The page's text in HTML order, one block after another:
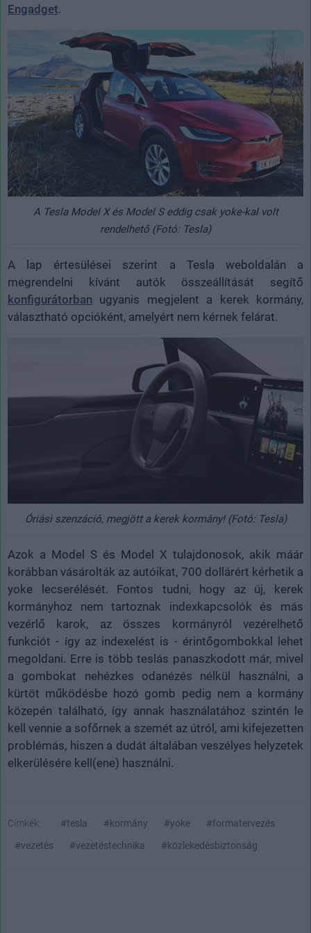
Engadget.
A Tesla Model X és Model S eddig csak yoke-kal volt
rendelhető (Fotó: Tesla)
A lap értesülései szerint a Tesla weboldalán a
megrendelni kívánt autók összeállítását segítő
konfigurátorban ugyanis megjelent a kerek kormány,
választható opcióként, amelyért nem kérnek felárat.
Óriási szenzáció, megjött a kerek kormány! (Fotó: Tesla)
Azok a Model S és Model X tulajdonosok, akik máár
korábban vásárolták az autóikat, 700 dollárért kérhetik a
yoke lecserélését. Fontos tudni, hogy az új, kerek
kormányhoz nem tartoznak indexkapcsolók és más
vezérlő karok, az összes kormányról vezérelhető
funkciót - így az indexelést is - érintőgombokkal lehet
megoldani. Erre is több teslás panaszkodott már, mivel
a gombokat nehézkes odanézés nélkül használni, a
kürtöt működésbe hozó gomb pedig nem a kormány
közepén található, így annak használatához szintén le
kell vennie a sofőrnek a szemét az útról, ami kifejezetten
problémás, hiszen a dudát általában veszélyes helyzetek
elkerülésére kell(ene) használni.
Címkék: #tesla #kormány #yoke
#formatervezés
#vezetés
#vezetéstechnika #közlekedésbiztonság